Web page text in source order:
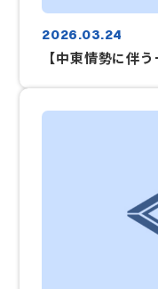
2026.03.24
【中東情勢に伴